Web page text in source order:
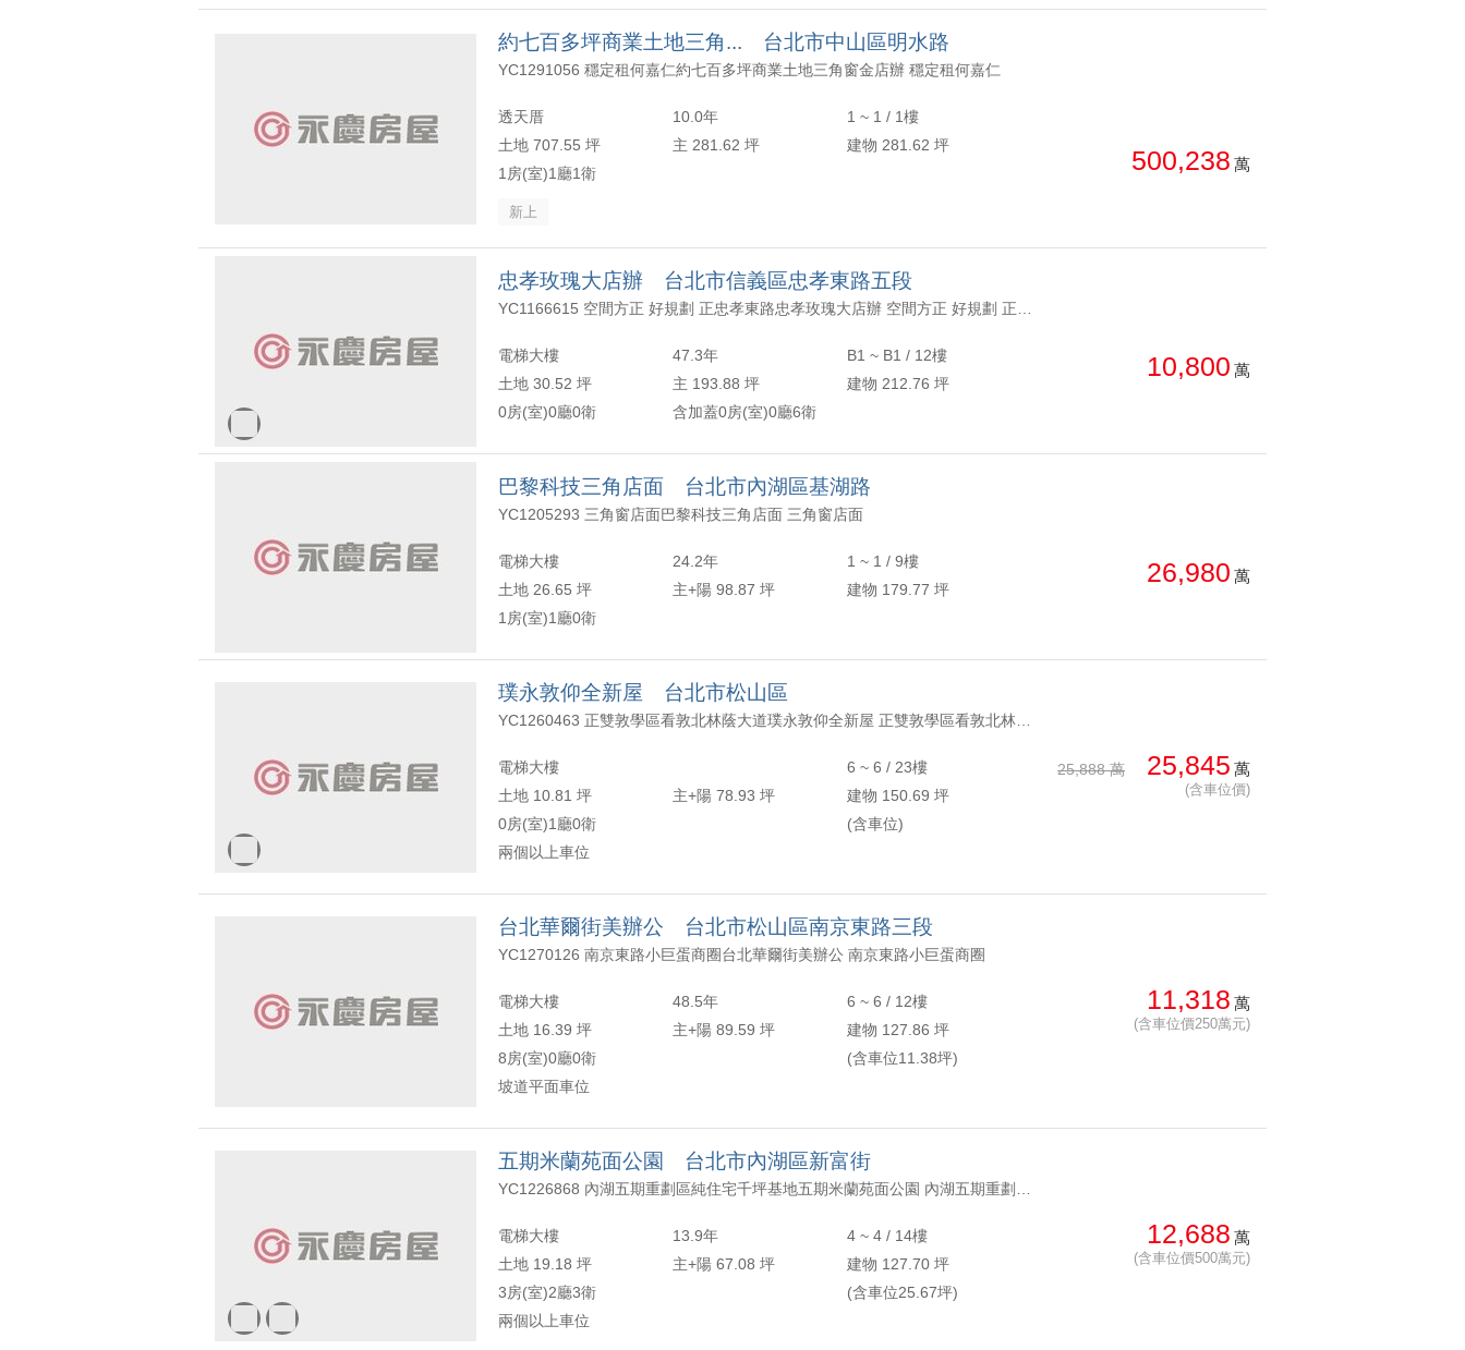
約七百多坪商業土地三角... 台北市中山區明水路
YC1291056 穩定租何嘉仁約七百多坪商業土地三角窗金店辦 穩定租何嘉仁
透天厝 10.0年
1 ~ 1 / 1樓
土地 707.55 坪
主 281.62 坪
建物 281.62 坪
1房(室)1廳1衛
新上
500,238 萬
忠孝玫瑰大店辦 台北市信義區忠孝東路五段
電梯大樓 47.3年
B1 ~ B1 / 12樓
土地 30.52 坪
主 193.88 坪
建物 212.76 坪
0房(室)0廳0衛
含加蓋0房(室)0廳6衛
10,800 萬
巴黎科技三角店面 台北市內湖區基湖路
YC1205293 三角窗店面巴黎科技三角店面 三角窗店面
電梯大樓 24.2年
1 ~ 1 / 9樓
土地 26.65 坪
主+陽 98.87 坪
建物 179.77 坪
1房(室)1廳0衛
26,980 萬
璞永敦仰全新屋 台北市松山區
電梯大樓
6 ~ 6 / 23樓
土地 10.81 坪
主+陽 78.93 坪
建物 150.69 坪
0房(室)1廳0衛
(含車位)
兩個以上車位
25,888 萬 25,845 萬
(含車位價)
台北華爾街美辦公 台北市松山區南京東路三段
YC1270126 南京東路小巨蛋商圈台北華爾街美辦公 南京東路小巨蛋商圈
電梯大樓 48.5年
6 ~ 6 / 12樓
土地 16.39 坪
主+陽 89.59 坪
建物 127.86 坪
8房(室)0廳0衛
(含車位11.38坪)
坡道平面車位
11,318 萬
(含車位價250萬元)
五期米蘭苑面公園 台北市內湖區新富街
電梯大樓 13.9年
4 ~ 4 / 14樓
土地 19.18 坪
主+陽 67.08 坪
建物 127.70 坪
3房(室)2廳3衛
(含車位25.67坪)
兩個以上車位
12,688 萬
(含車位價500萬元)